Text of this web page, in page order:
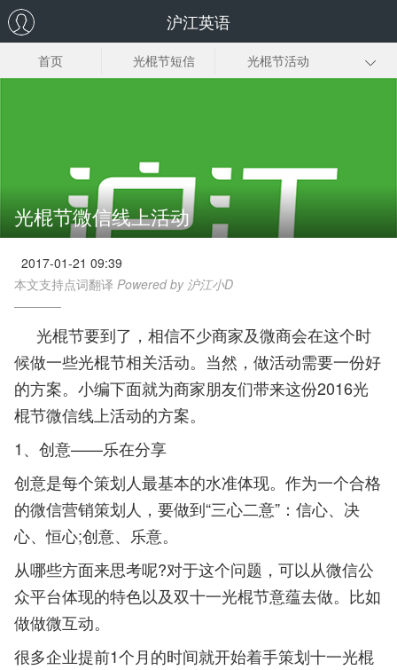
沪江英语
首页 光棍节短信 光棍节活动
光棍节微信线上活动
2017-01-21 09:39
本文支持点词翻译 Powered by 沪江小D
光棍节要到了，相信不少商家及微商会在这个时
候做一些光棍节相关活动。当然，做活动需要一份好
的方案。小编下面就为商家朋友们带来这份2016光
棍节微信线上活动的方案。
1、创意——乐在分享
创意是每个策划人最基本的水准体现。作为一个合格
的微信营销策划人，要做到“三心二意”：信心、决
心、恒心;创意、乐意。
从哪些方面来思考呢?对于这个问题，可以从微信公
众平台体现的特色以及双十一光棍节意蕴去做。比如
做做微互动。
很多企业提前1个月的时间就开始着手策划十一光棍